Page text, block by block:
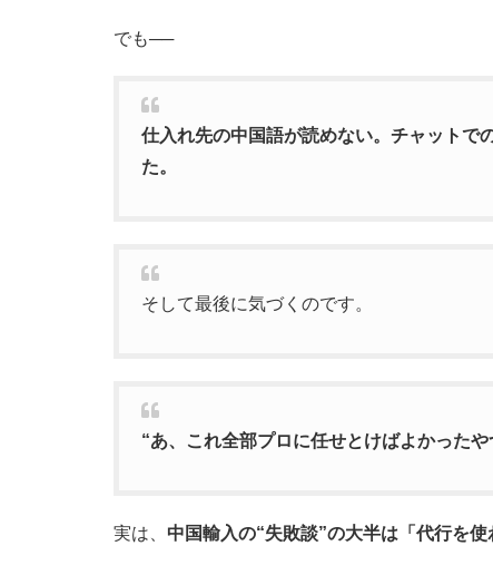
でも──
仕入れ先の中国語が読めない。チャットで
た。
そして最後に気づくのです。
“あ、これ全部プロに任せとけばよかった
実は、 中国輸入の“失敗談”の大半は「代行を